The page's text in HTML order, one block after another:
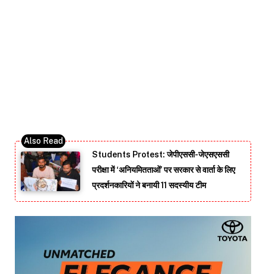
Students Protest: जेपीएससी-जेएसएससी
परीक्षा में ‘अनियमितताओं’ पर सरकार से वार्ता के लिए
प्रदर्शनकारियों ने बनायी 11 सदस्यीय टीम